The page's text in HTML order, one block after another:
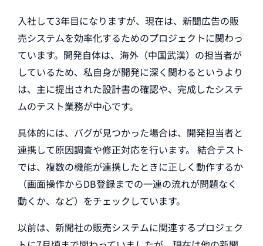
入社して3年目になりますが、現在は、新聞広告の販
売システムを効率化するためのプロジェクトに関わっ
ています。開発自体は、海外（中国武漢）の担当者が
しているため、私自身が開発に深く関わるというより
は、主に提出された設計書の確認や、完成したシステ
ムのテスト業務が中心です。
具体的には、バグが見つかった場合は、開発担当者と
連携して原因調査や修正対応を行います。 結合テスト
では、複数の機能が連携したときに正しく動作するか
（画面操作からDB登録までの一連の流れが問題なく
動くか、など）をチェックしています。
以前は、新聞社の販売システムに関連するプロジェク